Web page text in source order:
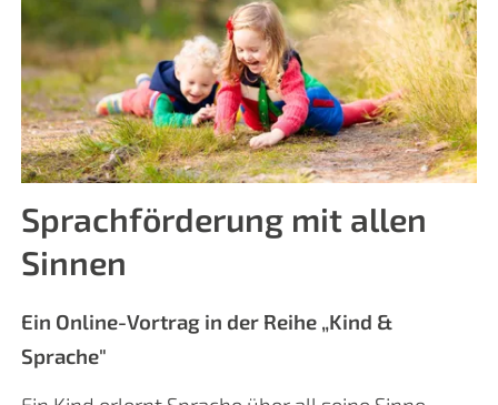
Sprachförderung mit allen
Sinnen
Ein Online-Vortrag in der Reihe „Kind &
Sprache"